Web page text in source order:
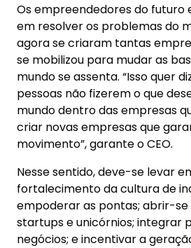
Os empreendedores do futuro
em resolver os problemas do
agora se criaram tantas
se mobilizou para mudar as
mundo se assenta. “Isso quer
pessoas não fizerem o que
mundo dentro das empresas
criar novas empresas que
movimento”, garante o CEO.
Nesse sentido, deve-se levar
fortalecimento da cultura de
empoderar as pontas; abrir-
startups e unicórnios; integrar
negócios; e incentivar a